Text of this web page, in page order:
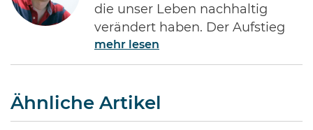
die unser Leben nachhaltig
verändert haben. Der Aufstieg
des Internets gehört ohne Frage
zu den Bedeutendsten. Namen
Bill Gates von Microsoft dürften
jedem Investor geläufig sein.
mehr lesen
Ähnliche Artikel